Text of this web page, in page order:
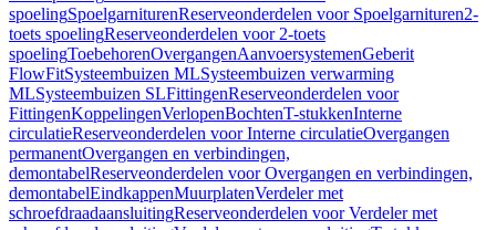
spoelingSpoelgarniturenReserveonderdelen voor Spoelgarnituren2-
toets spoelingReserveonderdelen voor 2-toets
spoelingToebehorenOvergangenAanvoersystemenGeberit
FlowFitSysteembuizen MLSysteembuizen verwarming
MLSysteembuizen SLFittingenReserveonderdelen voor
FittingenKoppelingenVerlopenBochtenT-stukkenInterne
circulatieReserveonderdelen voor Interne circulatieOvergangen
permanentOvergangen en verbindingen,
demontabelReserveonderdelen voor Overgangen en verbindingen,
demontabelEindkappenMuurplatenVerdeler met
schroefdraadaansluitingReserveonderdelen voor Verdeler met